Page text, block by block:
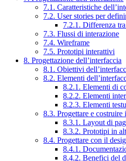
7.1. Caratteristiche
7.2. User stories per
7.2.1. Differenza
7.3. Flussi di interazione
7.4. Wireframe
7.5. Prototipi interattivi
8. Progettazione dell’interfaccia
8.1. Obiettivi
8.2. Elementi
8.2.1. Elementi di
8.2.2. Elementi
8.2.3. Elementi
8.3. Progettare e costruire
8.3.1. Layout di
8.3.2. Prototipi in
8.4. Progettare con il
8.4.1.
8.4.2. Benefici del